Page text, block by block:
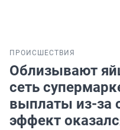
ПРОИСШЕСТВИЯ
Облизывают
сеть
выплаты из-за
эффект